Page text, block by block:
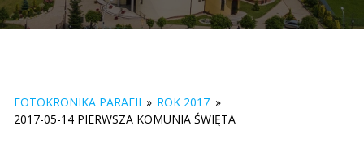
FOTOKRONIKA PARAFII » ROK 2017 »
2017-05-14 PIERWSZA KOMUNIA ŚWIĘTA